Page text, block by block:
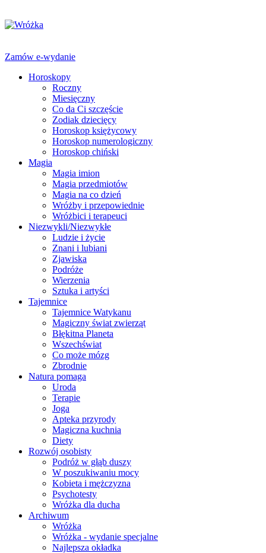
Zamów e-wydanie
Horoskopy
Roczny
Miesięczny
Co da Ci szczęście
Zodiak dziecięcy
Horoskop księżycowy
Horoskop numerologiczny
Horoskop chiński
Magia
Magia imion
Magia przedmiotów
Magia na co dzień
Wróżby i przepowiednie
Wróżbici i terapeuci
Niezwykli/Niezwykłe
Ludzie i życie
Znani i lubiani
Zjawiska
Podróże
Wierzenia
Sztuka i artyści
Tajemnice
Tajemnice Watykanu
Magiczny świat zwierząt
Błękitna Planeta
Wszechświat
Co może mózg
Zbrodnie
Natura pomaga
Uroda
Terapie
Joga
Apteka przyrody
Magiczna kuchnia
Diety
Rozwój osobisty
Podróż w głąb duszy
W poszukiwaniu mocy
Kobieta i mężczyzna
Psychotesty
Wróżka dla ducha
Archiwum
Wróżka
Wróżka - wydanie specjalne
Najlepsza okładka